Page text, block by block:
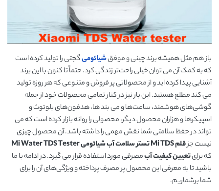
باز هم مثل همیشه برند چینی و موفقشیائومیگجتی را تولید کرده است
که به کمک آن می توان خیلی راحت‌تر زندگی کرد. حتماً تا کنون با این برند
آشنایی پیدا کرده اید و از محصولاتی پر فروش و متنوعی که هر روزه تولید
می کند مطلع هستید. این بار نیز در کنار تمامی محصولات خود از جمله
گوشی‌های هوشمند، ساعت‌ها و می بند ها، هدفون‌های بلوتوث و
اسپیکرها و هزاران محصول دیگر، محصولی را روانه بازار کرده است که می
تواند در حفظ سلامتی شما نقش مهمی را داشته باشد. آن محصول چیزی
نیست جزقلم Mi TDS تستر سلامت آب شیائومی Mi Water TDS Tester
که برایتعیین کیفیت آبمصرفی مورد استفاده قرار می گیرد. در ادامه با ما
باشید تا به معرفی این محصول پر مصرف پرداخته و ویژگی‌های آن را برای
شما برشماریم.